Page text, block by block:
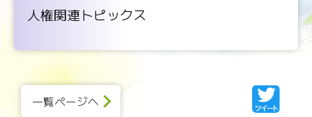
人権関連トピックス
一覧ページへ